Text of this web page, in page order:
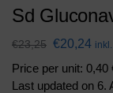
Sd
€23,25 €20,24
Price per unit: 0,40
Last updated on 6.